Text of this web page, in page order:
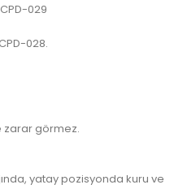
029
028.
zarar görmez.
yatay pozisyonda kuru ve